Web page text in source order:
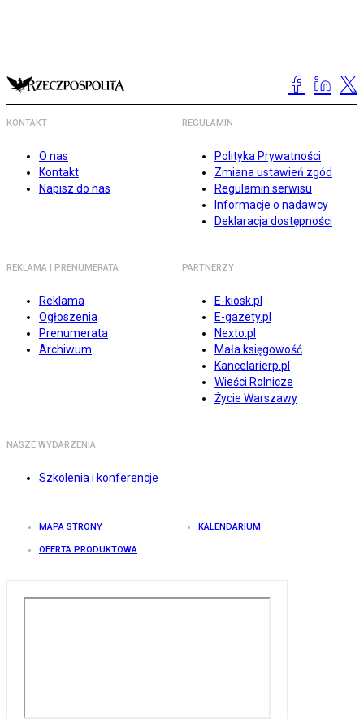
KONTAKT
O nas
Kontakt
Napisz do nas
REGULAMIN
Polityka Prywatności
Zmiana ustawień zgód
Regulamin serwisu
Informacje o nadawcy
Deklaracja dostępności
REKLAMA I PRENUMERATA
Reklama
Ogłoszenia
Prenumerata
Archiwum
PARTNERZY
E-kiosk.pl
E-gazety.pl
Nexto.pl
Mała księgowość
Kancelarierp.pl
Wieści Rolnicze
Życie Warszawy
NASZE WYDARZENIA
Szkolenia i konferencje
MAPA STRONY KALENDARIUM
OFERTA PRODUKTOWA